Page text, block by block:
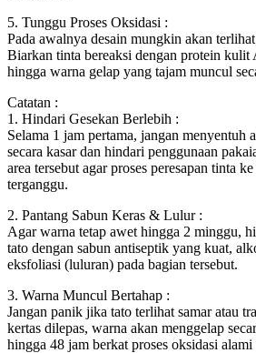
5. Tunggu Proses Oksidasi :
Pada awalnya desain mungkin akan terlihat
Biarkan tinta bereaksi dengan protein kulit
hingga warna gelap yang tajam muncul
Catatan :
1. Hindari Gesekan Berlebih :
Selama 1 jam pertama, jangan menyentuh
secara kasar dan hindari penggunaan
area tersebut agar proses peresapan tinta
terganggu.
2. Pantang Sabun Keras & Lulur :
Agar warna tetap awet hingga 2 minggu,
tato dengan sabun antiseptik yang kuat,
eksfoliasi (luluran) pada bagian tersebut.
3. Warna Muncul Bertahap :
Jangan panik jika tato terlihat samar atau
kertas dilepas, warna akan menggelap
hingga 48 jam berkat proses oksidasi